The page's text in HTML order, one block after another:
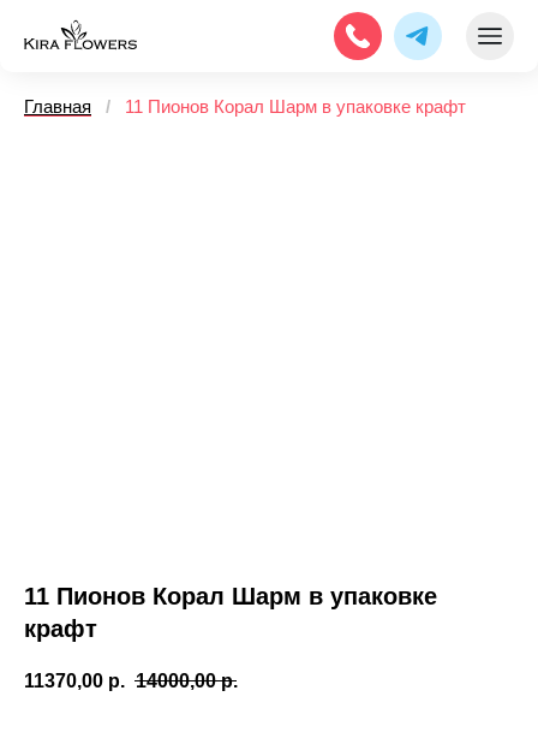
Главная / 11 Пионов Корал Шарм в упаковке крафт
11 Пионов Корал Шарм в упаковке
крафт
11370,00 р. 14000,00 р.